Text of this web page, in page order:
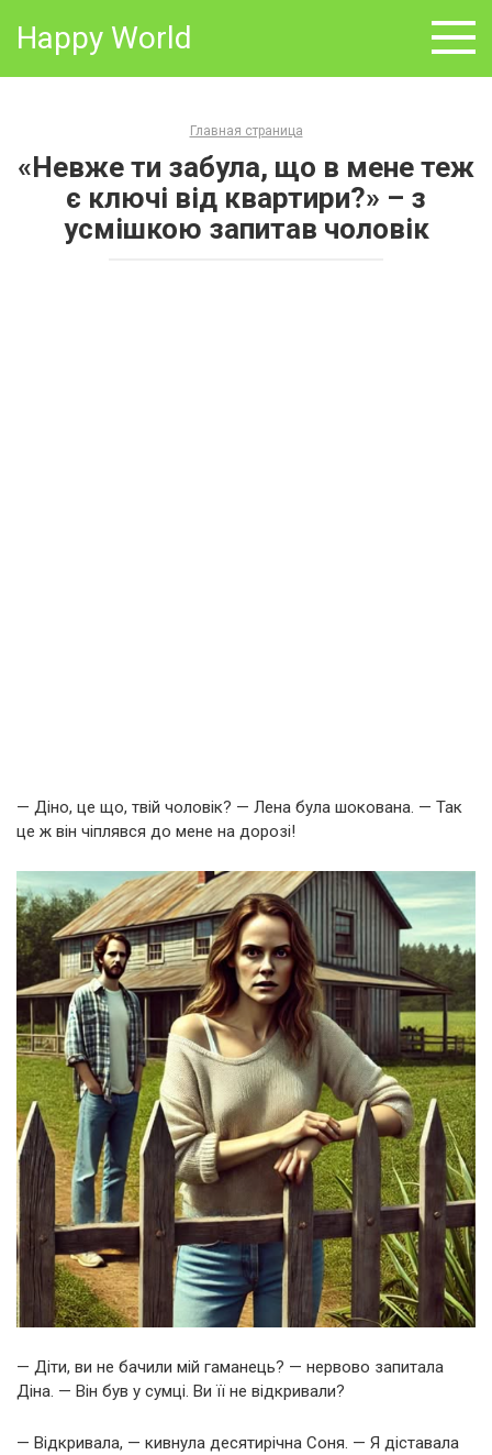
Happy World
Главная страница
«Невже ти забула, що в мене теж
є ключі від квартири?» – з
усмішкою запитав чоловік
— Діно, це що, твій чоловік? — Лена була шокована. — Так
це ж він чіплявся до мене на дорозі!
— Діти, ви не бачили мій гаманець? — нервово запитала
Діна. — Він був у сумці. Ви її не відкривали?
— Відкривала, — кивнула десятирічна Соня. — Я діставала